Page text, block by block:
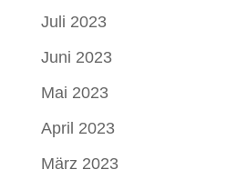
Juli 2023
Juni 2023
Mai 2023
April 2023
März 2023